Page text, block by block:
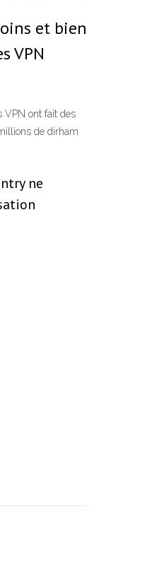
et bien
VPN
VPN ont fait des
de dirham
ne